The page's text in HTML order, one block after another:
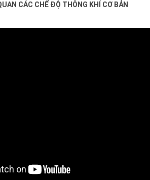
CÁC CHẾ ĐỘ THÔNG KHÍ CƠ BẢN